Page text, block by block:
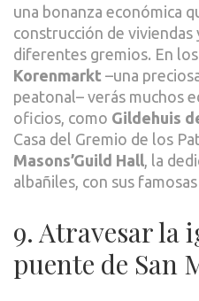
una bonanza económica
construcción de viviendas
diferentes gremios. En
Korenmarkt –una
peatonal– verás muchos
oficios, como Gildehuis
Casa del Gremio de los
Masons’Guild Hall , la
albañiles, con sus
9. Atravesar la
puente de San